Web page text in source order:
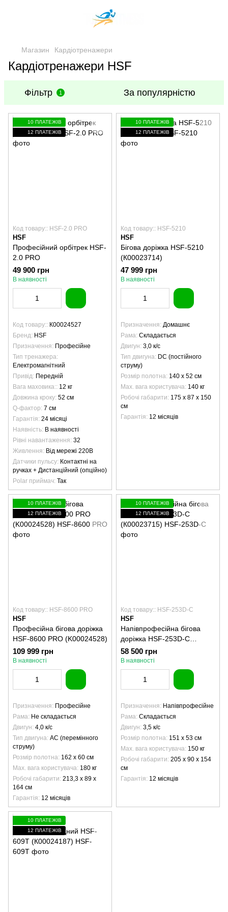
Магазин Кардіотренажери
Кардіотренажери HSF
Фільтр 1 За популярністю
10 ПЛАТЕЖІВ
12 ПЛАТЕЖІВ
Код товару:: HSF-2.0 PRO
HSF
Професійний орбітрек HSF-
2.0 PRO
49 900 грн
В наявності
Код товару:
К00024527
Бренд HSF
Призначення
Професійне
Тип тренажера
Електромагнітний
Привід Передній
Вага маховика: 12 кг
Довжина кроку 52 см
Q-фактор 7 см
Гарантія 24 місяці
Наявність В наявності
Рівні навантаження 32
Живлення
Від мережі 220В
Датчики пульсу Контактні на
ручках + Дистанційний (опційно)
Polar приймач Так
10 ПЛАТЕЖІВ
12 ПЛАТЕЖІВ
Код товару:: HSF-5210
HSF
Бігова доріжка HSF-5210
(К00023714)
47 999 грн
В наявності
Призначення Домашнє
Рама Складається
Двигун 3,0 к/с
Тип двигуна DC (постійного
струму)
Розмір полотна 140 х 52 см
Max. вага користувача 140 кг
Робочі габарити 175 х 87 х 150
см
Гарантія 12 місяців
10 ПЛАТЕЖІВ
12 ПЛАТЕЖІВ
Код товару:: HSF-8600 PRO
HSF
Професійна бігова доріжка
HSF-8600 PRO (K00024528)
109 999 грн
В наявності
Призначення
Професійне
Рама Не складається
Двигун 4,0 к/с
Тип двигуна AC (перемінного
струму)
Розмір полотна 162 х 60 см
Max. вага користувача 180 кг
Робочі габарити 213,3 х 89 х
164 см
Гарантія 12 місяців
10 ПЛАТЕЖІВ
12 ПЛАТЕЖІВ
Код товару:: HSF-253D-C
HSF
Напівпрофесійна бігова
доріжка HSF-253D-C
(К00023715)
58 500 грн
В наявності
Призначення
Напівпрофесійне
Рама Складається
Двигун 3,5 к/с
Розмір полотна 151 х 53 см
Max. вага користувача 150 кг
Робочі габарити 205 х 90 х 154
см
Гарантія 12 місяців
10 ПЛАТЕЖІВ
12 ПЛАТЕЖІВ